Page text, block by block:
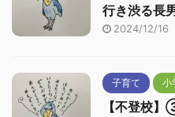
行き渋る長
2024/12/16
子育て 小
【不登校